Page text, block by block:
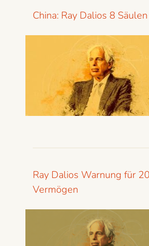
China: Ray Dalios 8
Ray Dalios Warnung für
Vermögen